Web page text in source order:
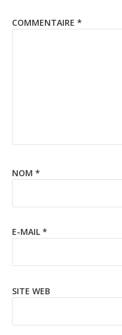
COMMENTAIRE *
NOM *
E-MAIL *
SITE WEB